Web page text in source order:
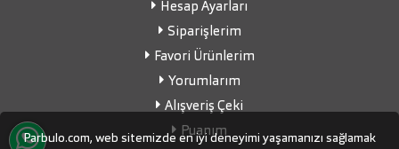
Hesap Ayarları
Siparişlerim
Favori Ürünlerim
Yorumlarım
Alışveriş Çeki
Puanım
Parbulo.com, web sitemizde en iyi deneyimi yaşamanızı sağlamak